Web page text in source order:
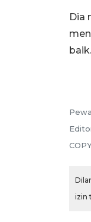
Dia
baik.
izin